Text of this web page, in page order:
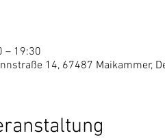
– 19:30
14, 67487 Maikammer,